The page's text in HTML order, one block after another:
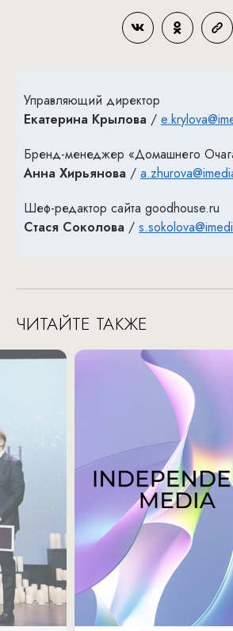
Управляющий директор
Екатерина Крылова /
Бренд-менеджер «Домашнего
Анна Хирьянова /
Шеф-редактор сайта goodhouse.ru
Стася Соколова /
ЧИТАЙТЕ ТАКЖЕ